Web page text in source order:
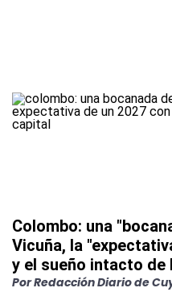
Colombo: una
Vicuña, la
y el sueño intacto de
PorRedacción Diario de